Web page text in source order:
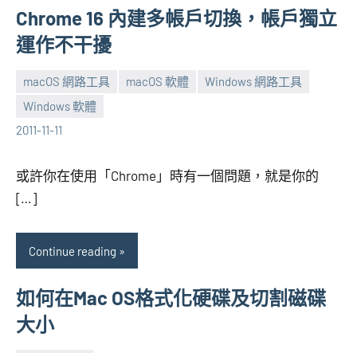
Chrome 16 內建多帳戶切換，帳戶獨立
運作不干擾
macOS 網路工具 macOS 軟體
Windows 網路工具
Windows 軟體
2011-11-11
張
海
No
comments
或許你在使用「Chrome」時有一個問題，就是你的
[…]
Continue reading
如何在Mac OS格式化硬碟及切割磁碟
大小